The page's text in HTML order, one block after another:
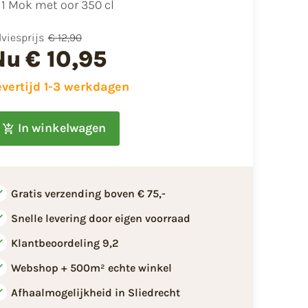
1 Mok met oor 350 cl
€ 12,90
€ 10,95
1-3 werkdagen
In winkelwagen
Gratis verzending boven € 75,-
Snelle levering door eigen voorraad
Klantbeoordeling 9,2
Webshop + 500m² echte winkel
Afhaalmogelijkheid in Sliedrecht